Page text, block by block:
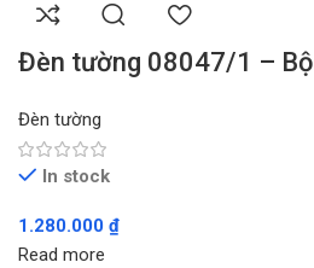
Đèn tường 08047/1 – Bộ
Đèn tường
In stock
1.280.000 ₫
Read more